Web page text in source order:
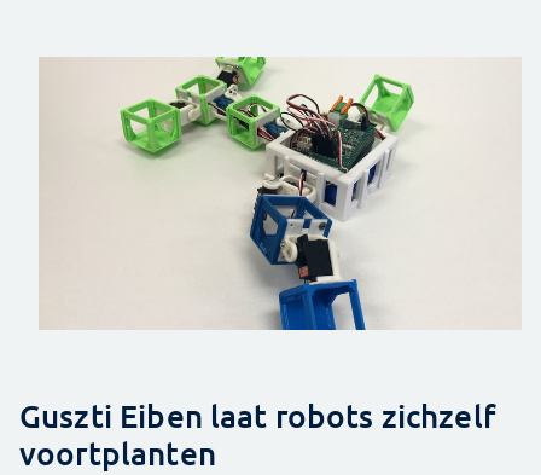
Guszti Eiben laat robots zichzelf
voortplanten